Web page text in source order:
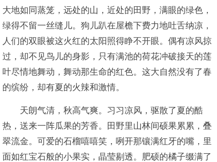
大地如同蒸笼，远处的山，近处的田野，满眼的绿色，
绿得不留一丝缝儿。狗儿趴在屋檐下费力地吐舌纳凉，
人们的双眼被这火红的太阳照得睁不开眼。偶有凉风掠
过，却不见鸟儿的身影，只有满池的荷花冲破接天的莲
叶尽情地舞动，舞动那生命的红色。这大自然没有了春
的缤纷，却有夏的火辣和激情。
天朗气清，秋高气爽。习习凉风，驱散了夏的酷
热，送来一阵瓜果的芳香。田野里山林间硕果累累，叠
翠流金。可爱的石榴嘻嘻笑，咧开那镶满红牙的嘴，里
面如红宝石般的小果实，晶莹剔透。肥硕的橘子缀满了